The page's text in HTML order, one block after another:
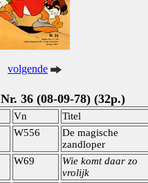
volgende
Nr. 36 (08-09-78) (32p.)
Vn
Titel
W556
De magische
zandloper
W69
Wie komt daar zo
vrolijk